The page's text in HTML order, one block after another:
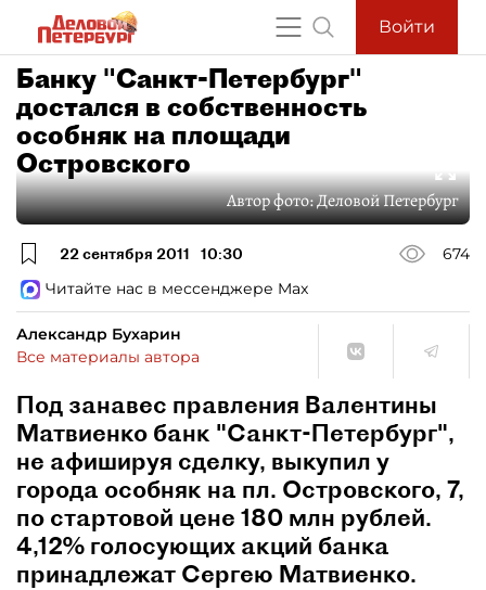
Войти
Банку "Санкт-Петербург"
достался в собственность
особняк на площади
Островского
Автор фото:Деловой Петербург
22 сентября 2011 10:30
674
Читайте нас в мессенджере Max
Александр Бухарин
Все материалы автора
Под занавес правления Валентины
Матвиенко банк "Санкт-Петербург",
не афишируя сделку, выкупил у
города особняк на пл. Островского, 7,
по стартовой цене 180 млн рублей.
4,12% голосующих акций банка
принадлежат Сергею Матвиенко.